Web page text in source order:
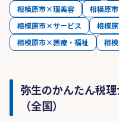
相模原市×理美容
相模原
相模原市×サービス
相模
相模原市×医療・福祉
相
弥生のかんたん税
（全国）